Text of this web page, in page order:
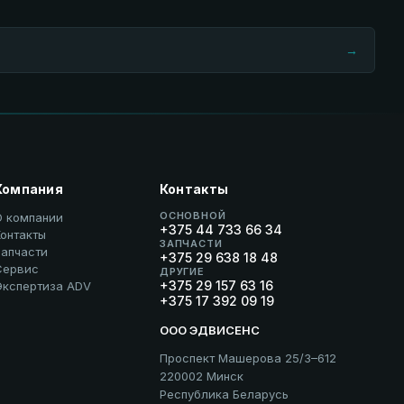
→
компании
ADV
Контакты
ОСНОВНОЙ
+375 44 733 66 34
ЗАПЧАСТИ
+375 29 638 18 48
ДРУГИЕ
+375 29 157 63 16
+375 17 392 09 19
ООО ЭДВИСЕНС
Проспект Машерова 25/3–612
220002 Минск
Республика Беларусь